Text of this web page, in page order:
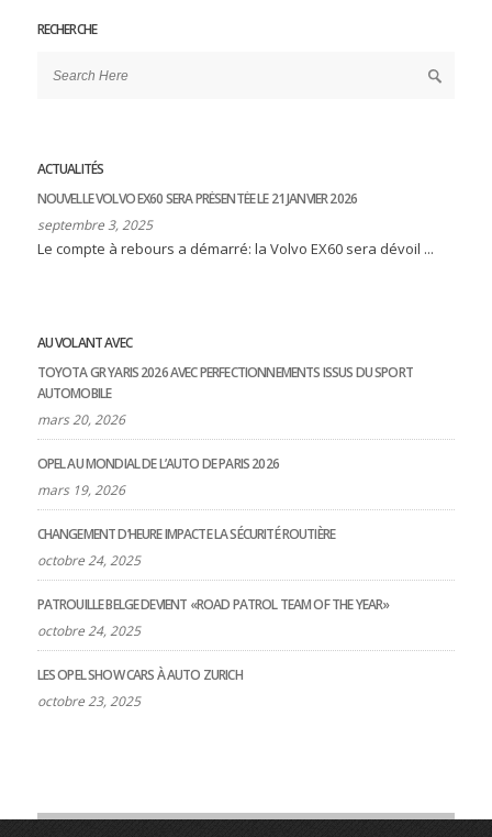
RECHERCHE
ACTUALITÉS
NOUVELLE VOLVO EX60 SERA PRÉSENTÉE LE 21 JANVIER 2026
septembre 3, 2025
Le compte à rebours a démarré: la Volvo EX60 sera dévoil ...
AU VOLANT AVEC
TOYOTA GR YARIS 2026 AVEC PERFECTIONNEMENTS ISSUS DU SPORT
AUTOMOBILE
mars 20, 2026
OPEL AU MONDIAL DE L’AUTO DE PARIS 2026
mars 19, 2026
CHANGEMENT D’HEURE IMPACTE LA SÉCURITÉ ROUTIÈRE
octobre 24, 2025
PATROUILLE BELGE DEVIENT «ROAD PATROL TEAM OF THE YEAR»
octobre 24, 2025
LES OPEL SHOW CARS À AUTO ZURICH
octobre 23, 2025